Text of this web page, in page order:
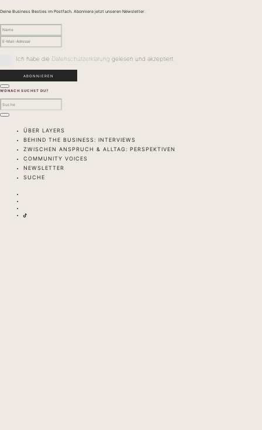
Deine Business Besties im Postfach. Abonniere jetzt unseren Newsletter.
Ich habe die Datenschutzerklärung gelesen und akzeptiert.
WONACH SUCHST DU?
ÜBER LAYERS
BEHIND THE BUSINESS: INTERVIEWS
ZWISCHEN ANSPRUCH & ALLTAG: PERSPEKTIVEN
COMMUNITY VOICES
NEWSLETTER
SUCHE